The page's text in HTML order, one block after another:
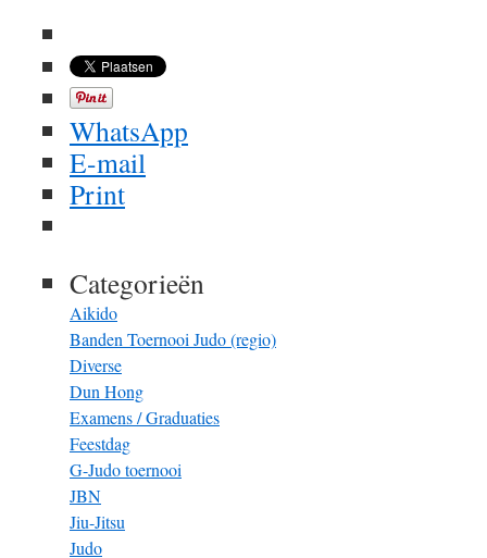
WhatsApp
E-mail
Print
Categorieën
Aikido
Banden Toernooi Judo (regio)
Diverse
Dun Hong
Examens / Graduaties
Feestdag
G-Judo toernooi
JBN
Jiu-Jitsu
Judo